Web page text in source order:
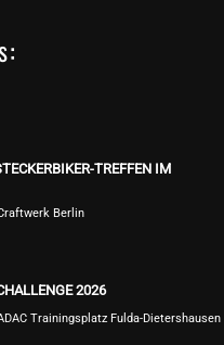
TREFFEN IM
Berlin
2026
Trainingsplatz Fulda-Dietershausen